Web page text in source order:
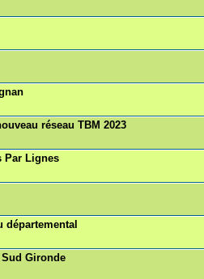
réseau TBM 2023
Par Lignes
départemental
Gironde